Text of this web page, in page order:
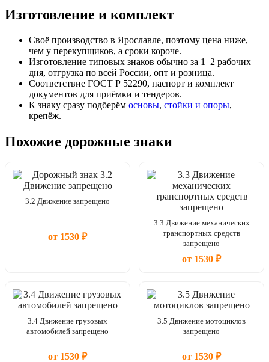
Изготовление и комплект
Своё производство в Ярославле, поэтому цена ниже,
чем у перекупщиков, а сроки короче.
Изготовление типовых знаков обычно за 1–2 рабочих
дня, отгрузка по всей России, опт и розница.
Соответствие ГОСТ Р 52290, паспорт и комплект
документов для приёмки и тендеров.
К знаку сразу подберём основы, стойки и опоры,
крепёж.
Похожие дорожные знаки
3.2 Движение запрещено
от 1530 ₽
3.3 Движение механических
транспортных средств
запрещено
от 1530 ₽
3.4 Движение грузовых
автомобилей запрещено
от 1530 ₽
3.5 Движение мотоциклов
запрещено
от 1530 ₽